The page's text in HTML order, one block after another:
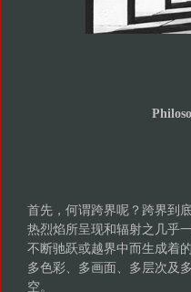
首先，何谓跨界呢？跨界到
热烈焰所呈现和辐射之几乎
不断驰跃或越界中而生成着
多色彩、多画面、多层次及
空。